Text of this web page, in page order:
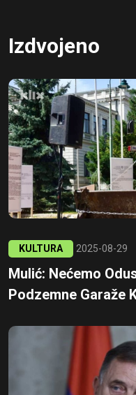
Izdvojeno
KULTURA 2025-08-29
Mulić: Nećemo
Podzemne Garaže